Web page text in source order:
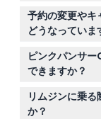
クガラス、そし
ィションがあり
はい。
めます。ソフ
アルコール飲料
予約の変更やキ
どうなっていま
24時間前まで
かる場合あり
の変更や再ス
ただし、24時
額請求されます。
ピンクパンサ
できますか？
はい。リムジ
り、ご都合の
リムジンに乗
か？